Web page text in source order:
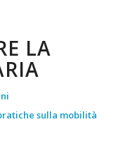
LA
sulla mobilità